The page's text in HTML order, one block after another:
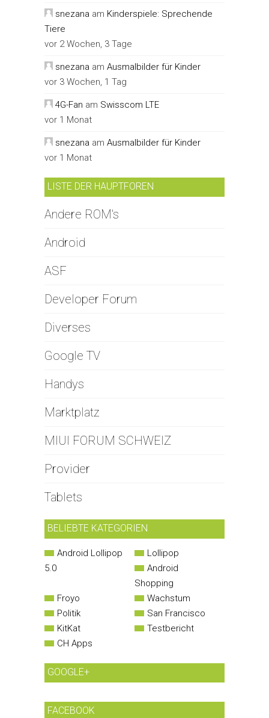
snezana am Kinderspiele: Sprechende
Tiere
vor 2 Wochen, 3 Tage
snezana am Ausmalbilder für Kinder
vor 3 Wochen, 1 Tag
4G-Fan am Swisscom LTE
vor 1 Monat
snezana am Ausmalbilder für Kinder
vor 1 Monat
LISTE DER HAUPTFOREN
Andere ROM's
Android
ASF
Developer Forum
Diverses
Google TV
Handys
Marktplatz
MIUI FORUM SCHWEIZ
Provider
Tablets
BELIEBTE KATEGORIEN
Android Lollipop
5.0
Lollipop
Android
Shopping
Froyo
Wachstum
Politik
San Francisco
KitKat
Testbericht
CH Apps
GOOGLE+
FACEBOOK